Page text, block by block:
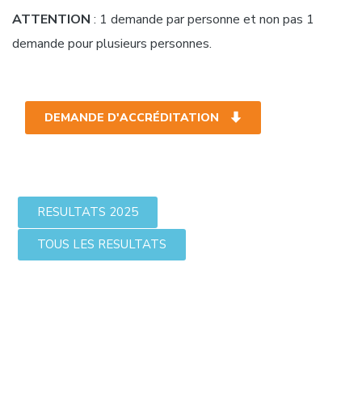
ATTENTION : 1 demande par personne et non pas 1
demande pour plusieurs personnes.
DEMANDE D'ACCRÉDITATION
RESULTATS 2025
TOUS LES RESULTATS